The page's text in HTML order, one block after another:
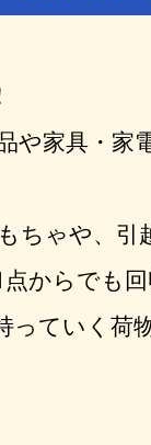
や家具・家
ちゃや、引
からでも回
っていく荷